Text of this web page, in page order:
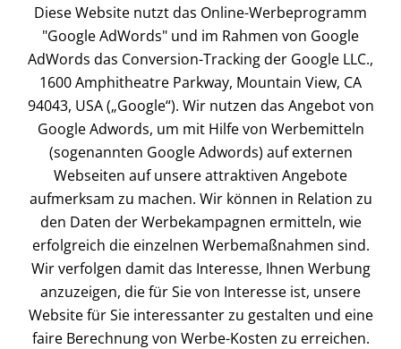
Diese Website nutzt das Online-Werbeprogramm
"Google AdWords" und im Rahmen von Google
AdWords das Conversion-Tracking der Google LLC.,
1600 Amphitheatre Parkway, Mountain View, CA
94043, USA („Google“). Wir nutzen das Angebot von
Google Adwords, um mit Hilfe von Werbemitteln
(sogenannten Google Adwords) auf externen
Webseiten auf unsere attraktiven Angebote
aufmerksam zu machen. Wir können in Relation zu
den Daten der Werbekampagnen ermitteln, wie
erfolgreich die einzelnen Werbemaßnahmen sind.
Wir verfolgen damit das Interesse, Ihnen Werbung
anzuzeigen, die für Sie von Interesse ist, unsere
Website für Sie interessanter zu gestalten und eine
faire Berechnung von Werbe-Kosten zu erreichen.